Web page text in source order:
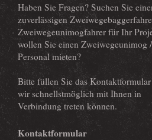
Haben Sie Fragen? Suchen Sie
zuverlässigen
Zweiwegeunimogfahrer für Ihr
wollen Sie einen Zweiwegeunimog
Personal mieten?
Bitte füllen Sie das
wir schnellstmöglich mit Ihnen in
Verbindung treten können.
Kontaktformular